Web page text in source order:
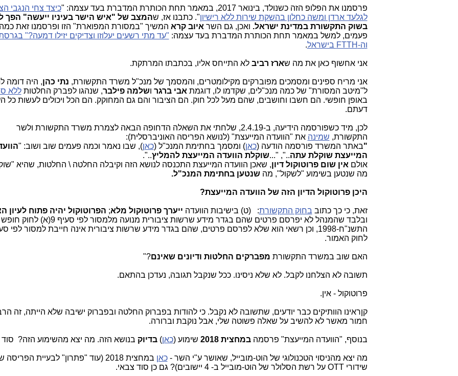
פרסמנו את הפלופ הזה כשנולד, בינואר 2017, במאמר תחת הכותרת המדברת בעד עצמה: "
כיצד צחי הנגבי
לגלעד ארדן ומשה כחלון בהשקת שירות ללא רישיון". כתבנו אז, שהמצב של "איש הישר בעיניו ייעשה" הפך
בשוק התקשורת במדינת ישראל. ואכן, גם השר איוב קרא המשיך "במסורת המפוארת" הזו ופרסמנו זאת
פעמים, למשל במאמר תחת הכותרת המדברת בעד עצמה:
וה-FTTH בישראל
.
אני אחשוף כאן את מה שארז רביבלא התייחס אליו, בכתבתו המרתקת.
אני מריח ספינים ומסמכים מפוברקים מקילומטרים, והמסמך של מנכ"ל משרד התקשורת, נתי כהן, היה דומה
ל"מיטב המסורת" של כמה מנכ"לים, שקדמו לו, דוגמת אבי ברגר ושלמה פילבר, שנהגו לפברק החלטותללא
באופן חופשי. הם חשבו וחושבים, שהם מעל לכל חוק. הם הציבור והם גם המחוקק. הם הכל ויכולים לעשות כל
דעתם.
לכן, מיד כשפורסמה הידיעה, ב-2.4.19, שלחתי את השאלה הדחופה הבאה לצמרת משרד התקשורת ולשר
התקשורת, שמינה את "הוועדה המייעצת" (לנושא הפריסה האוניברסלית):
"באתר המשרד פורסמה הודעה (כאן) ומסמך בחתימת המנכ"ל (כאן), שבו נאמר וכמה פעמים שוב ושוב: "
המייעצת שוקלת עתה..", "...שוקלת הוועדה המייעצת להמליץ..".
אולם אין שום פרוטוקול דיון, שאכן הוועדה המייעצת התכנסה לנושא הזה וקיבלה החלטה \ החלטות, שהיא
מה שנטען בשימוע "לשקול", מהשנטען בחתימת המנכ"ל.
היכן פרוטוקול הדיון הזה של הוועדה המייעצת?
זאת, כי כך כתוב בחוק התקשורת: (ט( בישיבות הוועדה ייערך פרוטוקול מלא; הפרוטוקול יהיה פתוח לעיון
ובלבד שהמנהל לא יפרסם פרטים שהם בגדר מידע שרשות ציבורית מנועה
לחוק האמור.
האם שוב במשרד התקשורת מפברקים החלטות ודיונים שאינם?"
תשובה לא הצלחנו לקבל. לא שלא ניסינו. ככל שנקבל תגובה, נעדכן בהתאם.
פרוטוקול - אין.
קןראינו הוותיקים כבר יודעים, שתשובה לא נקבל. כי להודות בפברוק החלטה ובפברוק ישיבה שלא הייתה, זה
חמור מאשר לא להשיב על שאלה פשוטה שלי, אבל נוקבת וברורה.
בנוסף, "הוועדה המייעצת" פרסמהבמחצית 2018 שימוע (כאן)בדיוק בנושא הזה. מה יצא מהשימוע הזה? סוד
מה יצא מהניסוי הטכנולוגי של הוט-מובייל, שאושר ע"י השר -כאן
במחצית 2018 (עוד "פתרון" לבעיית
שידורי OTT על רשת הסלולר של הוט-מובייל ב- 4 יישובים)? גם כן סוד צבאי.